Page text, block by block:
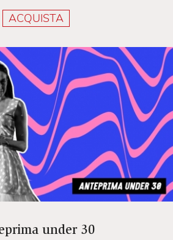
ACQUISTA
under 30